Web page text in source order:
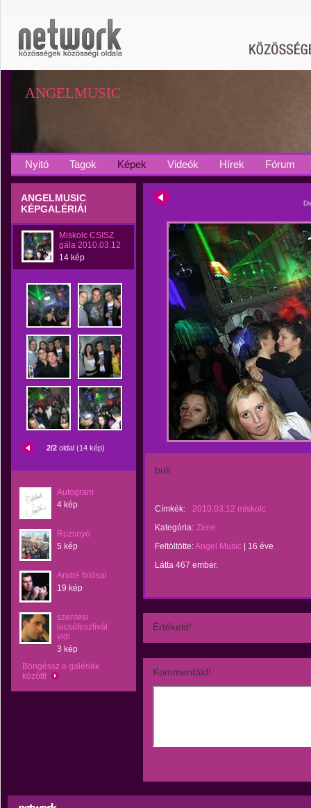
ANGELMUSIC
Nyitó Tagok Képek Videók Hírek Fórum
ANGELMUSIC
KÉPGALÉRIÁI
Miskolc CSISZ
gála 2010.03.12
14 kép
2/2 oldal (14 kép)
Autogram
4 kép
Rozsnyó
5 kép
André fotósai
19 kép
szentesi
lecsófesztivál
vidi
3 kép
Böngéssz a galériák
között!
buli
Címkék:
2010.03.12 miskolc
Kategória: Zene
Feltöltötte:Angel Music
16 éve
Látta 467 ember.
Értékeld!
Kommentáld!